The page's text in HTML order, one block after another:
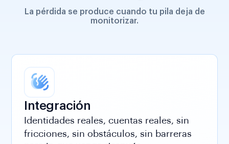
La pérdida se produce cuando tu pila deja de
monitorizar.
Integración
Identidades reales, cuentas reales, sin
fricciones, sin obstáculos, sin barreras